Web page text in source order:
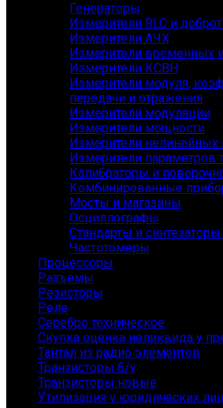
Генераторы
Измерители RLC и
Измерители АЧХ
Измерители временных
Измерители КСВН
Измерители модуля,
передачи и отражения
Измерители модуляции
Измерители мощности
Измерители нелинейных
Измерители параметров
Калибраторы и
Комбинированные
Мосты и магазины
Осциллографы
Стандарты и синтезаторы
Частотомеры
Процессоры
Разъемы
Резисторы
Реле
Серебро техническое
Скупка оценка неликвида у
Тантал из радио элементов
Транзисторы б/у
Транзисторы новые
Утилизация у юридических